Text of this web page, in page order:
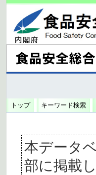
トップ キーワード検索
本データ
部に掲載